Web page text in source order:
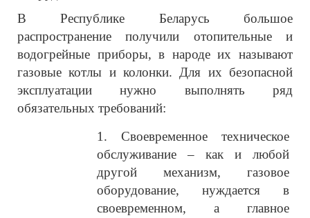
В Республике Беларусь большое
распространение получили отопительные и
водогрейные приборы, в народе их называют
газовые котлы и колонки. Для их безопасной
эксплуатации нужно выполнять ряд
обязательных требований:
1. Своевременное техническое
обслуживание – как и любой
другой механизм, газовое
оборудование, нуждается в
своевременном, а главное